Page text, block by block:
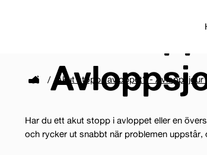
/ Akut stopp i avloppet? - Avloppsjour
Akut
-
Har du ett akut stopp i avloppet eller en
och rycker ut snabbt när problemen